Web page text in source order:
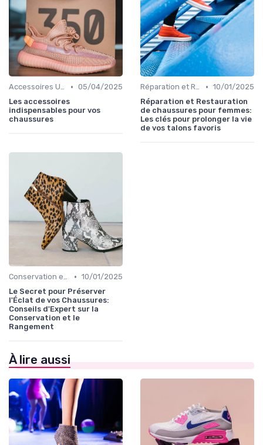
Accessoires Utiles • 05/04/2025
Les accessoires
indispensables pour vos
chaussures
Réparation et Restauration • 10/01/2025
Réparation et Restauration
de chaussures pour femmes:
Les clés pour prolonger la vie
de vos talons favoris
Conservation et Rangement • 10/01/2025
Le Secret pour Préserver
l'Éclat de vos Chaussures:
Conseils d'Expert sur la
Conservation et le
Rangement
À lire aussi